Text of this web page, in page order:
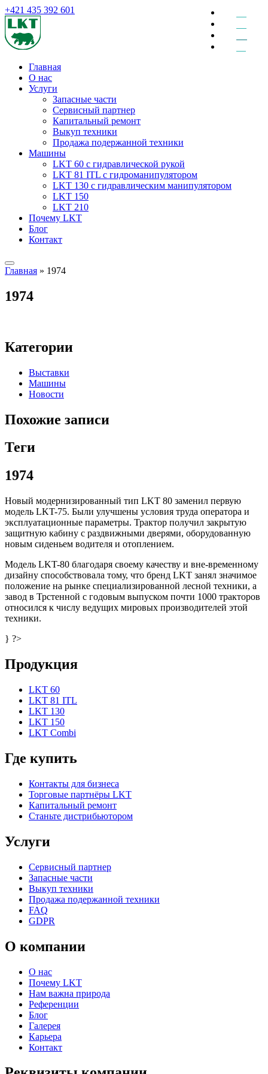
+421 435 392 601
Главная
О нас
Услуги
Запасные части
Сервисный партнер
Капитальный ремонт
Выкуп техники
Продажа подержанной техники
Машины
LKT 60 с гидравлической рукой
LKT 81 ITL с гидроманипулятором
LKT 130 с гидравлическим манипулятором
LKT 150
LKT 210
Почему LKT
Блог
Контакт
Главная » 1974
1974
Категории
Выставки
Машины
Новости
Похожие записи
Теги
1974
Новый модернизированный тип LKT 80 заменил первую
модель LKT-75. Были улучшены условия труда оператора и
эксплуатационные параметры. Трактор получил закрытую
защитную кабину с раздвижными дверями, оборудованную
новым сиденьем водителя и отоплением.
Модель LKT-80 благодаря своему качеству и вне-временному
дизайну способствовала тому, что бренд LKT занял значимое
положение на рынке специализированной лесной техники, а
завод в Трстенной с годовым выпуском почти 1000 тракторов
относился к числу ведущих мировых производителей этой
техники.
} ?>
Продукция
LKT 60
LKT 81 ITL
LKT 130
LKT 150
LKT Combi
Где купить
Контакты для бизнеса
Торговые партнёры LKT
Капитальный ремонт
Станьте дистрибьютором
Услуги
Сервисный партнер
Запасные части
Выкуп техники
Продажа подержанной техники
FAQ
GDPR
О компании
О нас
Почему LKT
Нам важна природа
Референции
Блог
Галерея
Карьера
Контакт